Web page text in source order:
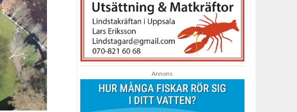
Annons